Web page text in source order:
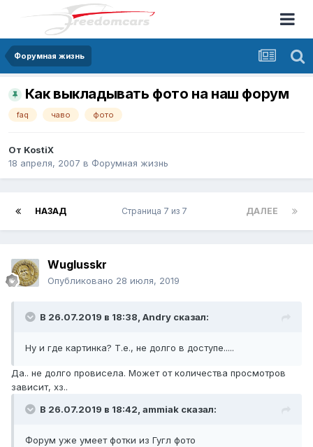
Форумная жизнь
Как выкладывать фото на наш форум
faq чаво фото
От KostiX
18 апреля, 2007 в Форумная жизнь
НАЗАД ДАЛЕЕ
Страница 7 из 7
Wuglusskr
Опубликовано 28 июля, 2019
В 26.07.2019 в 18:38, Andry сказал:
Ну и где картинка? Т.е., не долго в доступе.....
Да.. не долго провисела. Может от количества просмотров
зависит, хз..
В 26.07.2019 в 18:42, ammiak сказал:
Форум уже умеет фотки из Гугл фото